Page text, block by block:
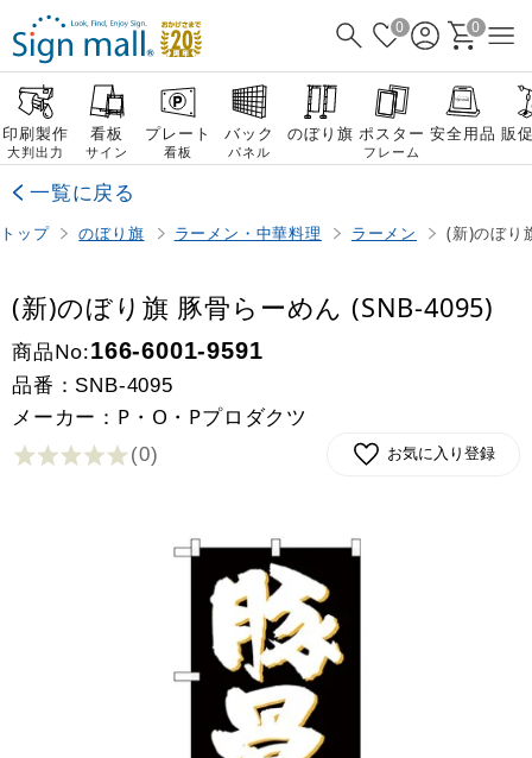
0 0
印刷製作
大判出力
看板
サイン
プレート
看板
バック
パネル
のぼり旗 ポスター
フレーム
安全用品 販
一覧に戻る
トップ のぼり旗 ラーメン・中華料理 ラーメン (新)のぼり
(新)のぼり旗 豚骨らーめん (SNB-4095)
商品No:166-6001-9591
品番： SNB-4095
メーカー：P・O・Pプロダクツ
(0) お気に入り登録